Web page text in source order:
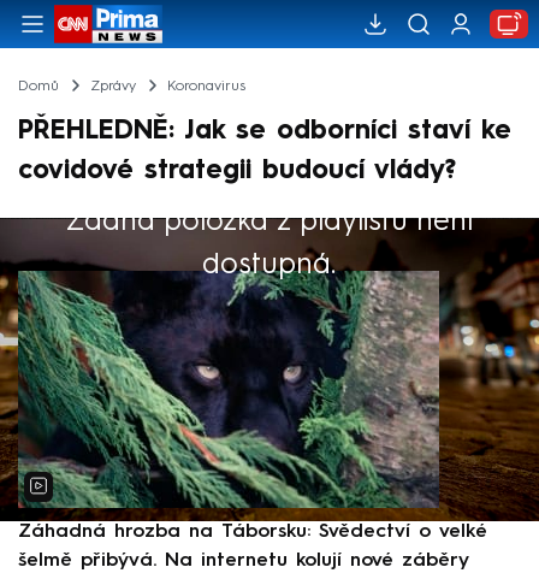
Domů Zprávy Koronavirus
PŘEHLEDNĚ: Jak se odborníci staví ke
covidové strategii budoucí vlády?
Žádná položka z playlistu není
dostupná.
Výběr redakce
Záhadná hrozba na Táborsku: Svědectví o velké
šelmě přibývá. Na internetu kolují nové záběry